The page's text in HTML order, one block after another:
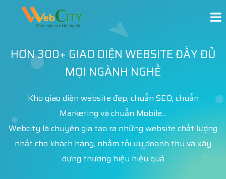
HƠN 300+ GIAO DIỆN WEBSITE ĐẦY ĐỦ
MỌI NGÀNH NGHỀ
Kho giao diện website đẹp, chuẩn SEO, chuẩn
Marketing và chuẩn Mobile...
Webcity là chuyên gia tạo ra những website chất lượng
nhất cho khách hàng, nhằm tối ưu doanh thu và xây
dựng thương hiệu hiệu quả